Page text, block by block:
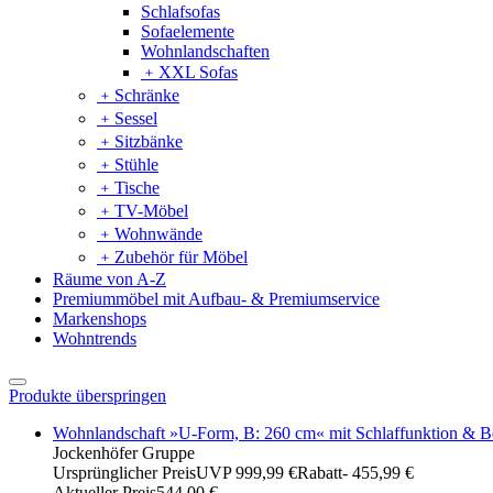
Schlafsofas
Sofaelemente
Wohnlandschaften
﹢ XXL Sofas
﹢ Schränke
﹢ Sessel
﹢ Sitzbänke
﹢ Stühle
﹢ Tische
﹢ TV-Möbel
﹢ Wohnwände
﹢ Zubehör für Möbel
Räume von A-Z
Premiummöbel mit Aufbau- & Premiumservice
Markenshops
Wohntrends
Produkte überspringen
Wohnlandschaft »U-Form, B: 260 cm« mit Schlaffunktion &
Jockenhöfer Gruppe
Ursprünglicher PreisUVP 999,99 €Rabatt- 455,99 €